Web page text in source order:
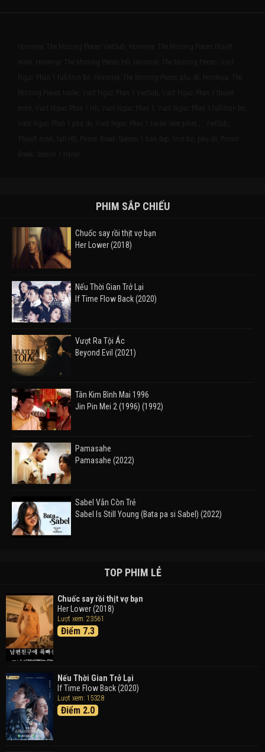
Horimiya: The Missing Pieces VietSub, Horimiya: The Missing Pieces thuyết
minh, Horimiya: The Missing Pieces HD, Horimiya: The Missing Pieces, Vượt
Ngục: Phần 1 full/trọn bộ, Horimiya: The Missing Pieces phụ đề, Horimiya: The
Missing Pieces trailer, Vuot Nguc: Phan 1 VietSub, Vuot Nguc: Phan 1 thuyet
minh, Vuot Nguc: Phan 1 HD, Vuot Nguc: Phan 1, Vuot Nguc: Phan 1 full/tron bo,
Vuot Nguc: Phan 1 phu de, Vuot Nguc: Phan 1 trailer Xem phim , , VietSub,
Thuyết minh, full HD, Prison Break: Season 1 bản đẹp, trọn bộ, phụ đề, Prison
Break: Season 1 trailer
PHIM SẮP CHIẾU
Chuốc say rồi thịt vợ bạn
Her Lower (2018)
Nếu Thời Gian Trở Lại
If Time Flow Back (2020)
Vượt Ra Tội Ác
Beyond Evil (2021)
Tân Kim Bình Mai 1996
Jin Pin Mei 2 (1996) (1992)
Pamasahe
Pamasahe (2022)
Sabel Vẫn Còn Trẻ
Sabel Is Still Young (Bata pa si Sabel) (2022)
Takas (2024)
Thám Tử Lừng Danh Conan 26: Tàu Ngầm Sắt Màu
Đen
Detective Conan: Black Iron Submarine (2023)
Trong Tranh
Doraemon the Movie: Nobita's Art World Tales (2025)
Tháng Ngày Tươi Đẹp
TOP PHIM LẺ
Chuốc say rồi thịt vợ bạn
Her Lower (2018)
Lượt xem: 23561
Điểm 7.3
Nếu Thời Gian Trở Lại
If Time Flow Back (2020)
Lượt xem: 15328
Điểm 2.0